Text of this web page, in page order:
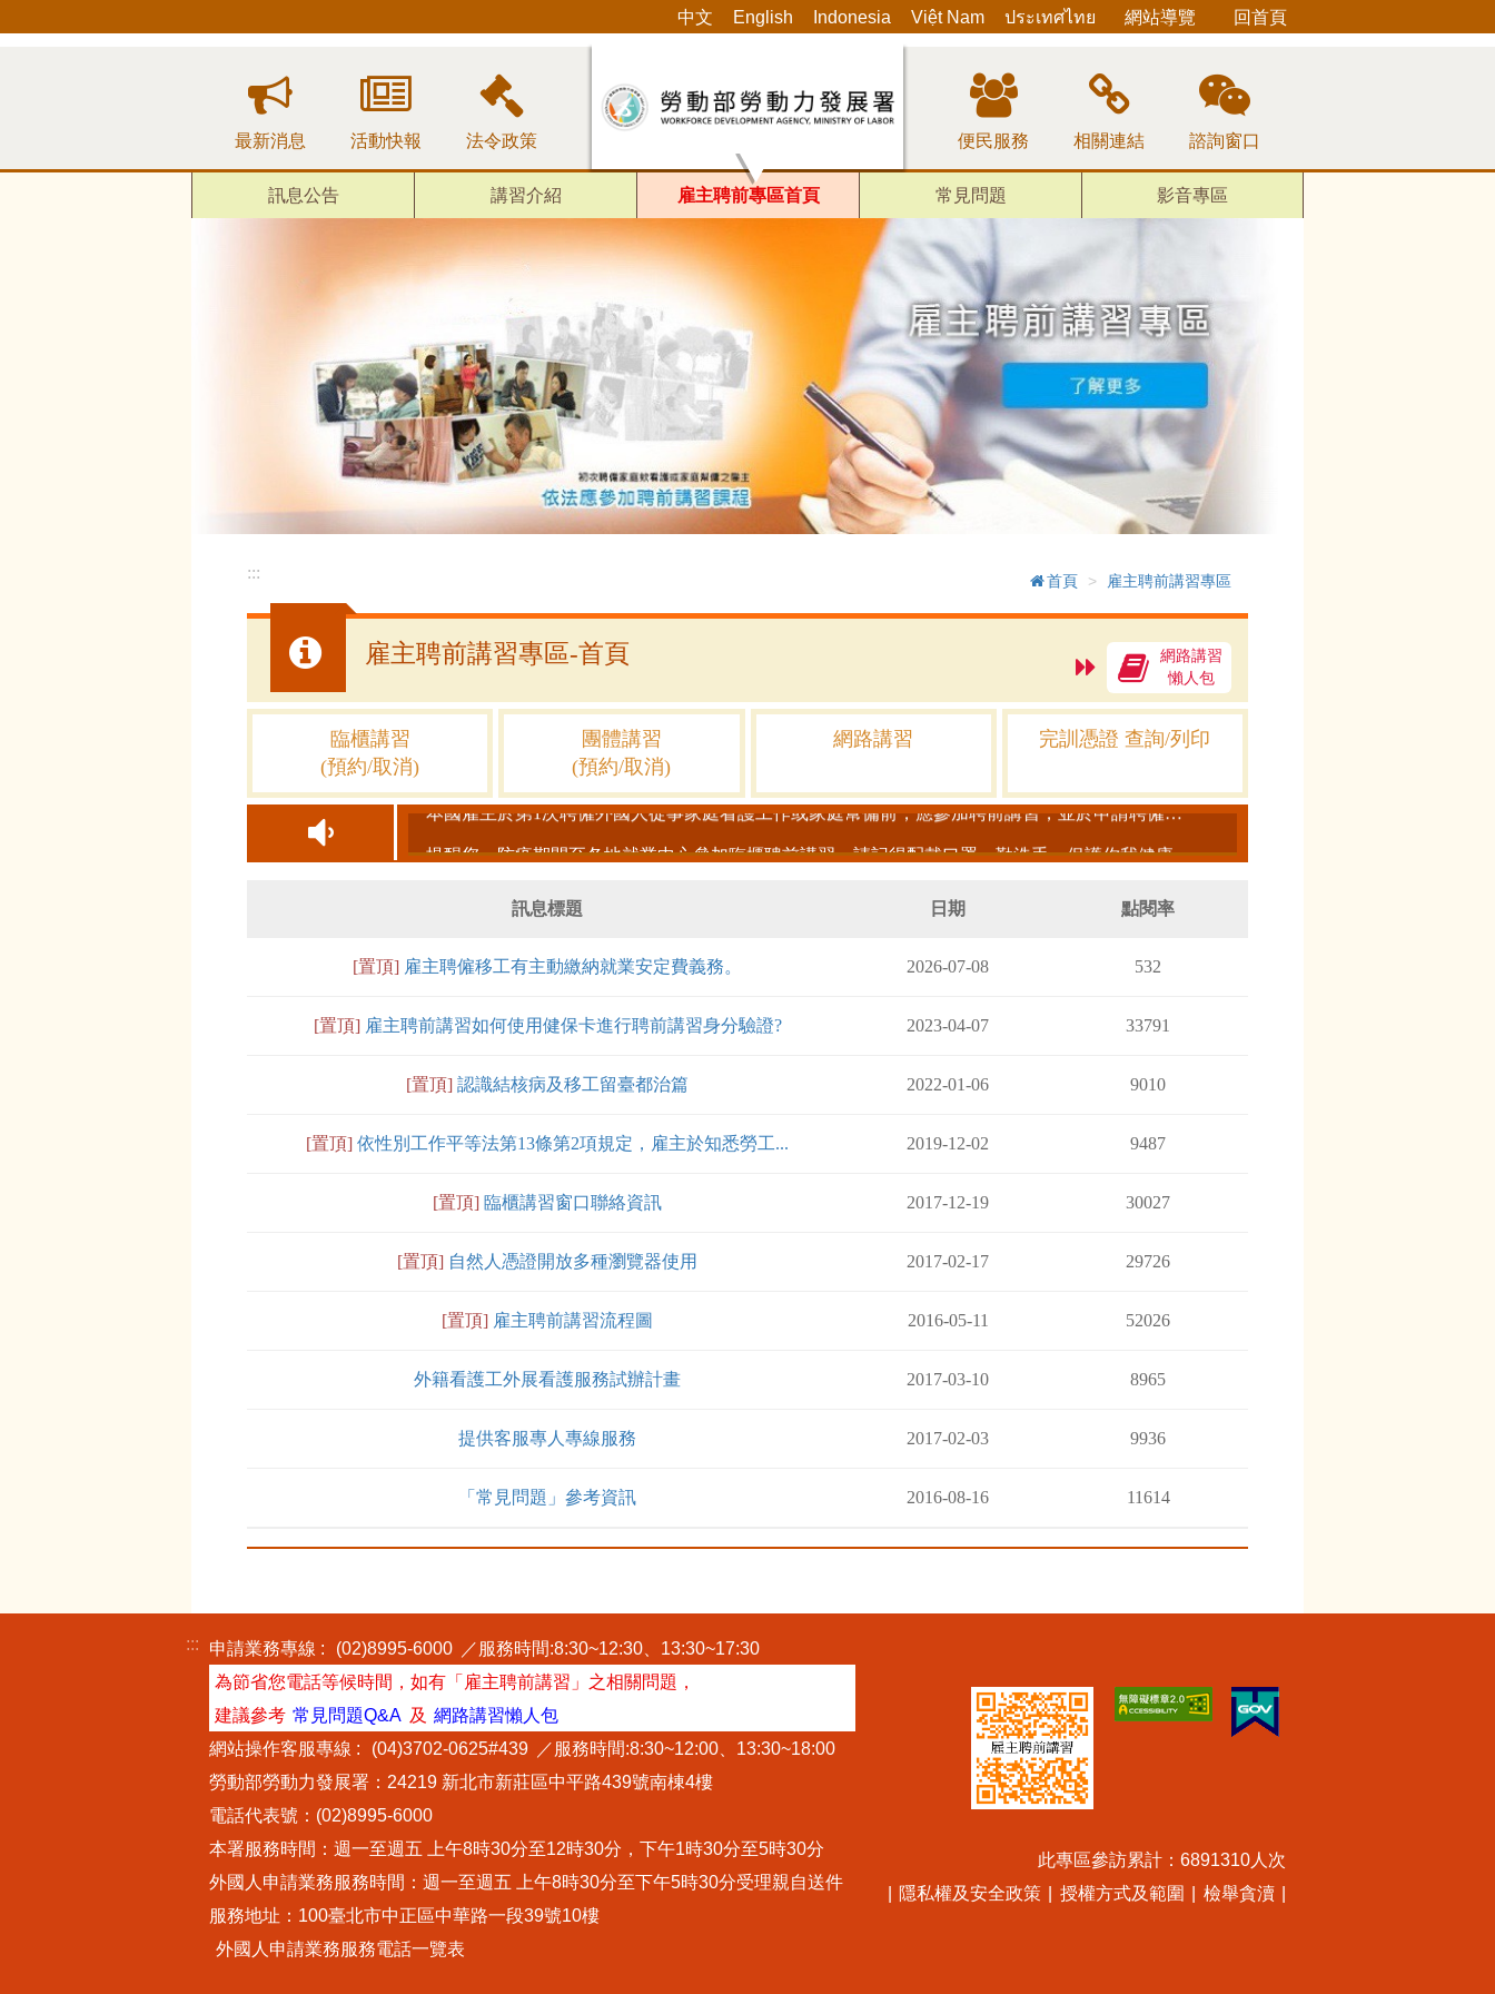
到
:::
中文 English Indonesia Việt Nam ประเทศไทย 網站導覽 回首頁
最新消息 活動快報 法令政策 便民服務 相關連結 諮詢窗口
訊息公告 講習介紹 雇主聘前專區首頁 常見問題 影音專區
::: 首頁 雇主聘前講習專區
雇主聘前講習專區-首頁
網路講習
懶人包
臨櫃講習
(預約/取消)
團體講習
(預約/取消)
網路講習 完訓憑證 查詢/列印
本網站已完成跨瀏覽器(Chrome、FireFox 、Opera、Safari、IE 11以上 及Edge)進行網路講習之服務，請多加利用~
雇主聘前講習操作手冊已更新於訊息公告，有疑問請撥打客服專線 ( 04-3702-0625分機 21 )
本國雇主於第1次聘僱外國人從事家庭看護工作或家庭幫傭前，應參加聘前講習，並於申請聘僱許可時檢附已參加講習之證明文件。
提醒您，防疫期間至各地就業中心參加臨櫃聘前講習，請記得配戴口罩、勤洗手，保護你我健康。
本系統諮詢服務電話04-37020625因颱風造成中華電信線路異常，目前乃在搶修中，系統諮詢請改撥04-22082827分機439。造成不便敬請見諒，謝謝！
訊息標題 日期 點閱率
[置頂] 雇主聘僱移工有主動繳納就業安定費義務。 2026-07-08 532
[置頂] 雇主聘前講習如何使用健保卡進行聘前講習身分驗證? 2023-04-07 33791
[置頂] 認識結核病及移工留臺都治篇 2022-01-06 9010
[置頂] 依性別工作平等法第13條第2項規定，雇主於知悉勞工... 2019-12-02 9487
[置頂] 臨櫃講習窗口聯絡資訊 2017-12-19 30027
[置頂] 自然人憑證開放多種瀏覽器使用 2017-02-17 29726
[置頂] 雇主聘前講習流程圖 2016-05-11 52026
外籍看護工外展看護服務試辦計畫 2017-03-10 8965
提供客服專人專線服務 2017-02-03 9936
「常見問題」參考資訊 2016-08-16 11614
::: 申請業務專線 : (02)8995-6000
／服務時間:8:30~12:30、13:30~17:30
為節省您電話等候時間，如有「雇主聘前講習」之相關問題，
建議參考 常見問題Q&A 及 網路講習懶人包
網站操作客服專線 :
(04)3702-0625#439
／服務時間:8:30~12:00、13:30~18:00
勞動部勞動力發展署：24219 新北市新莊區中平路439號南棟4樓
電話代表號：(02)8995-6000
本署服務時間：週一至週五 上午8時30分至12時30分，下午1時30分至5時30分
外國人申請業務服務時間：週一至週五 上午8時30分至下午5時30分受理親自送件
服務地址：100臺北市中正區中華路一段39號10樓
外國人申請業務服務電話一覽表
此專區參訪累計：6891310人次
隱私權及安全政策 授權方式及範圍 檢舉貪瀆